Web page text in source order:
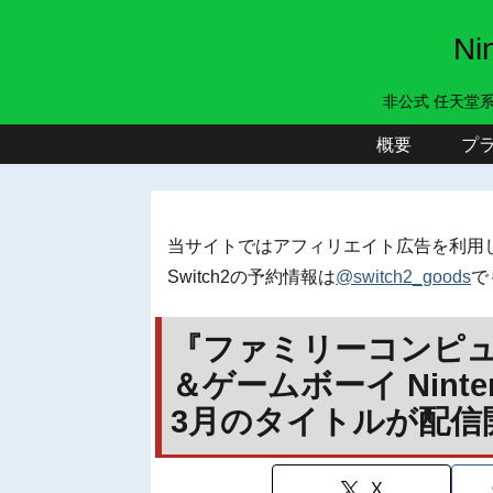
非公式 任天堂
概要 プ
当サイトではアフィリエイト広告を利用
Switch2の予約情報は@switch2_goodsで
『ファミリーコンピ
＆ゲームボーイ
3月のタイトルが配信
X